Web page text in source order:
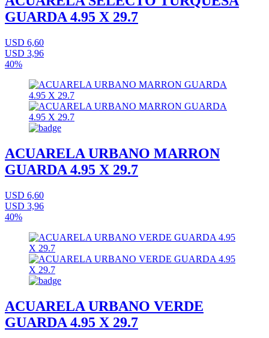
GUARDA 4.95 X 29.7
USD 6,60
USD 3,96
40%
ACUARELA URBANO MARRON
GUARDA 4.95 X 29.7
USD 6,60
USD 3,96
40%
ACUARELA URBANO VERDE
GUARDA 4.95 X 29.7